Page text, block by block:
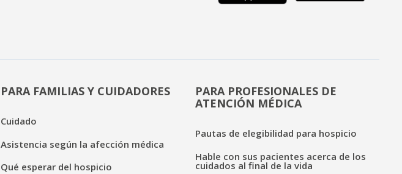
PARA FAMILIAS Y CUIDADORES
Cuidado
Asistencia según la afección médica
Qué esperar del hospicio
PARA PROFESIONALES DE
ATENCIÓN MÉDICA
Pautas de elegibilidad para hospicio
Hable con sus pacientes acerca de los
cuidados al final de la vida